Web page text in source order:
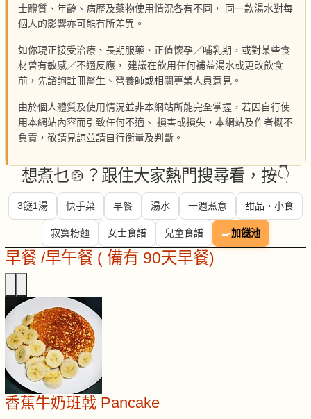
士體質、年齡、病歷及藥物使用情況各有不同， 同一款湯水對每
個人的影響亦可能有所差異。
如你現正接受治療、長期服藥、正值懷孕／哺乳期，或對某些食
材曾有敏感／不適反應， 建議在飲用任何補益湯水或更改飲食
前，先諮詢註冊醫生、營養師或相關專業人員意見。
由於個人體質及使用情況並非本網站所能完全掌握，若因自行使
用本網站內容而引致任何不適、 損害或損失，本網站及作者概不
負責，敬請見諒並請自行衡量及判斷。
想煮乜🍲？跟住大家熱門搜尋看，按👇
3餸1湯 快手菜 早餐 湯水 一週煮意 甜品・小食
寂寞粉麵 女士食譜 兒童食譜 🍳加餸池
早餐 /早午餐 ( 備有 90天早餐)
香蕉牛奶班戟 Pancake